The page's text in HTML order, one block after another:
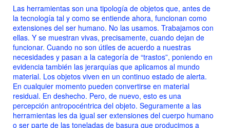
Las herramientas son una tipología de objetos que, antes de
la tecnología tal y como se entiende ahora, funcionan como
extensiones del ser humano. No las usamos. Trabajamos con
ellas. Y se muestran vivas, precisamente, cuando dejan de
funcionar. Cuando no son útiles de acuerdo a nuestras
necesidades y pasan a la categoría de “trastos”, poniendo en
evidencia también las jerarquías que aplicamos al mundo
material. Los objetos viven en un continuo estado de alerta.
En cualquier momento pueden convertirse en material
residual. En deshecho. Pero, de nuevo, esto es una
percepción antropocéntrica del objeto. Seguramente a las
herramientas les da igual ser extensiones del cuerpo humano
o ser parte de las toneladas de basura que producimos a